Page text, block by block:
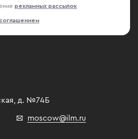
рекламных рассылок
д. №74Б
moscow@ilm.ru